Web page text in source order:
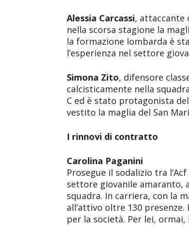
Alessia Carcassi, attaccante
nella scorsa stagione la
la formazione lombarda è
l’esperienza nel settore
Simona Zito, difensore
calcisticamente nella
C ed è stato protagonista
vestito la maglia del San
I rinnovi di contratto
Carolina Paganini
Prosegue il sodalizio tra
settore giovanile amaranto,
squadra. In carriera, con la
all’attivo oltre 130
per la società. Per lei,